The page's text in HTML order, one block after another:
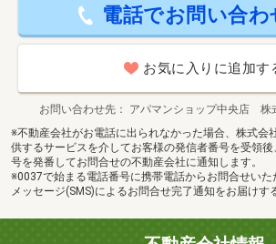
電話でお問い合わ
お気に入りに追加す
お問い合わせ先
アパマンショップ中央店
※不動産会社がお電話に出られなかった場合、株式会
供するサービスを介してお客様の発信者番号を受領
号を発番してお問合せの不動産会社に通知します。
※0037で始まる電話番号に携帯電話からお問合せいた
メッセージ(SMS)によるお問合せ完了通知をお届けす